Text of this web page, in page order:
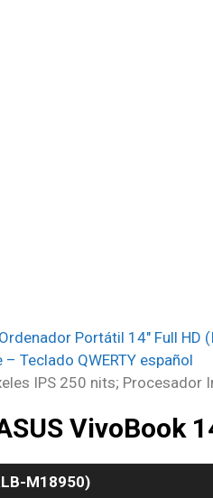
Portátil 14″ Full HD
Teclado QWERTY español
IPS 250 nits;
VivoBook
M18950)